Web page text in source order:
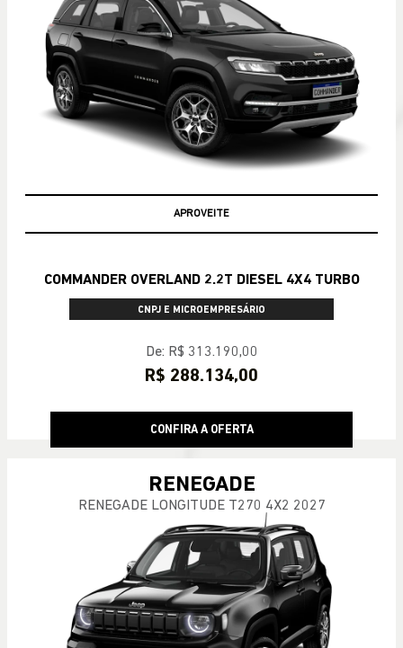
APROVEITE
COMMANDER OVERLAND 2.2T DIESEL 4X4 TURBO
CNPJ E MICROEMPRESÁRIO
De: R$ 313.190,00
R$ 288.134,00
CONFIRA A OFERTA
RENEGADE
RENEGADE LONGITUDE T270 4X2 2027